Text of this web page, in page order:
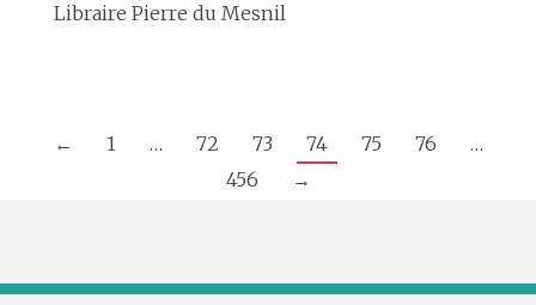
Libraire Pierre du Mesnil
← 1 … 72 73 74 75 76
…
456
→